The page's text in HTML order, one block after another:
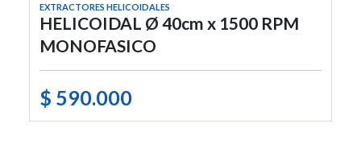
EXTRACTORES HELICOIDALES
HELICOIDAL Ø 40cm x 1500 RPM
MONOFASICO
$ 590.000